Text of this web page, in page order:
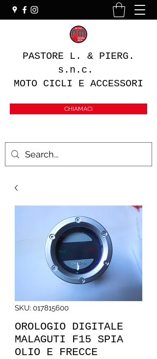
PASTORE L. & PIERG.
s.n.c.
MOTO CICLI E ACCESSORI
CHIAMACI
SKU: 017815600
OROLOGIO DIGITALE
MALAGUTI F15 SPIA
OLIO E FRECCE